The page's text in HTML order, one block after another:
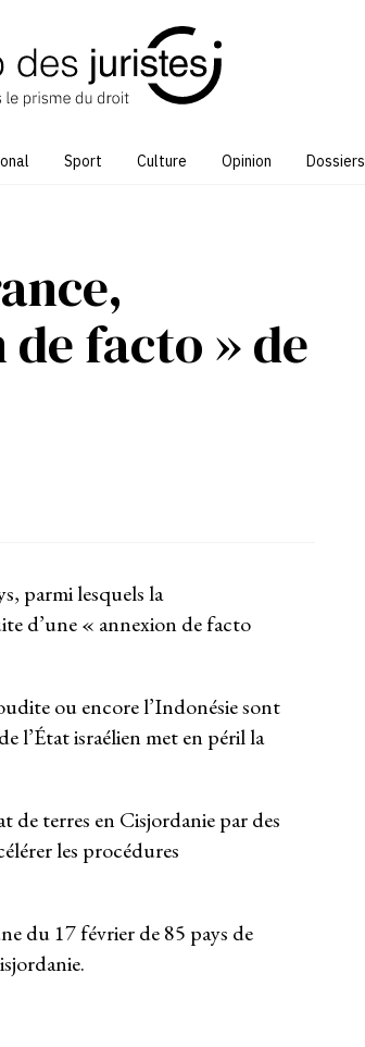
Sport Culture Opinion Dossiers
facto » de
parmi lesquels la
d’une « annexion de facto
ou encore l’Indonésie sont
l’État israélien met en péril la
de terres en Cisjordanie par des
les procédures
du 17 février de 85 pays de